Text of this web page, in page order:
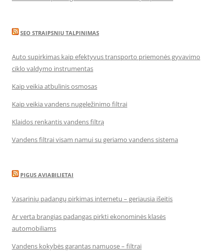
SEO STRAIPSNIU TALPINIMAS
Auto supirkimas kaip efektyvus transporto priemonės gyvavimo
ciklo valdymo instrumentas
Kaip veikia atbulinis osmosas
Kaip veikia vandens nugeležinimo filtrai
Klaidos renkantis vandens filtrą
Vandens filtrai visam namui su geriamo vandens sistema
PIGUS AVIABILIETAI
Vasarinių padangų pirkimas internetu – geriausia išeitis
Ar verta brangias padangas pirkti ekonominės klasės
automobiliams
Vandens kokybės garantas namuose – filtrai